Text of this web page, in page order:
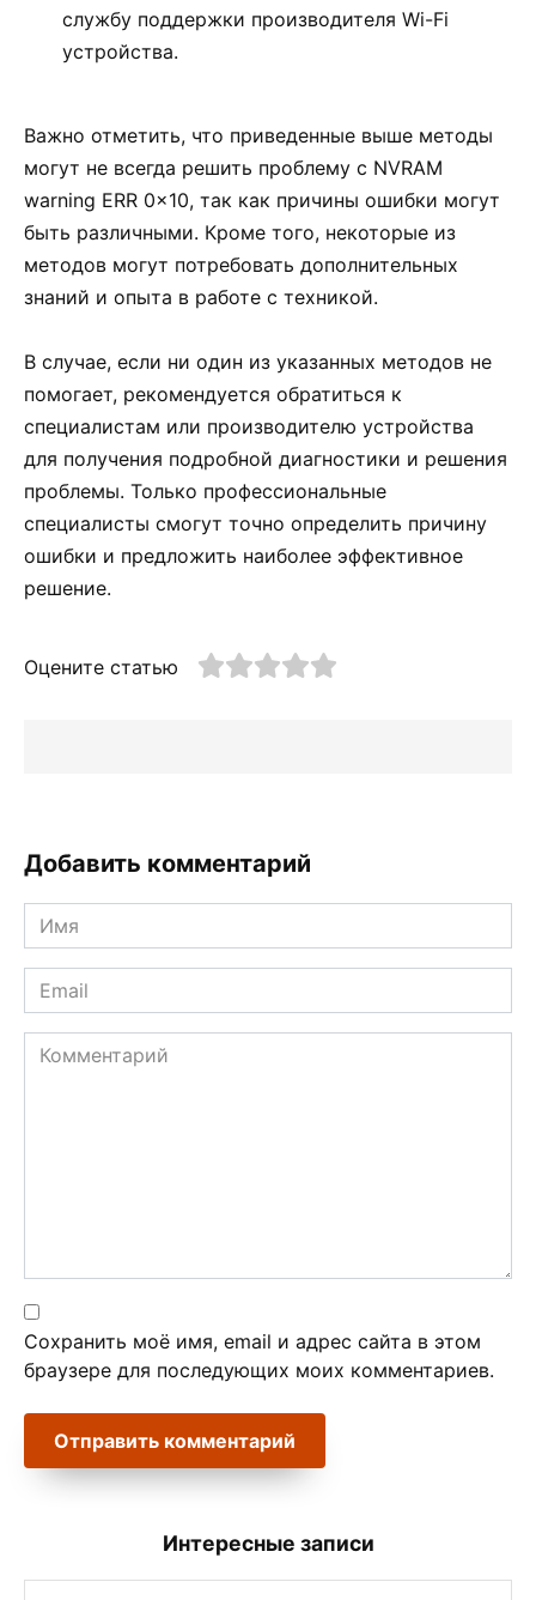
службу поддержки производителя Wi-Fi
устройства.
Важно отметить, что приведенные выше методы
могут не всегда решить проблему с NVRAM
warning ERR 0x10, так как причины ошибки могут
быть различными. Кроме того, некоторые из
методов могут потребовать дополнительных
знаний и опыта в работе с техникой.
В случае, если ни один из указанных методов не
помогает, рекомендуется обратиться к
специалистам или производителю устройства
для получения подробной диагностики и решения
проблемы. Только профессиональные
специалисты смогут точно определить причину
ошибки и предложить наиболее эффективное
решение.
Оцените статью
Добавить комментарий
Имя
*
Email
*
Комментарий
Сохранить моё имя, email и адрес сайта в этом
браузере для последующих моих комментариев.
Интересные записи